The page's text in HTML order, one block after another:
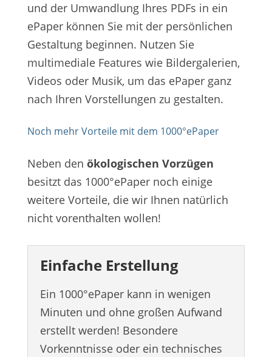
und der Umwandlung Ihres PDFs in ein
ePaper können Sie mit der persönlichen
Gestaltung beginnen. Nutzen Sie
multimediale Features wie Bildergalerien,
Videos oder Musik, um das ePaper ganz
nach Ihren Vorstellungen zu gestalten.
Noch mehr Vorteile mit dem 1000°ePaper
Neben den ökologischen Vorzügen
besitzt das 1000°ePaper noch einige
weitere Vorteile, die wir Ihnen natürlich
nicht vorenthalten wollen!
Einfache Erstellung
Ein 1000°ePaper kann in wenigen
Minuten und ohne großen Aufwand
erstellt werden! Besondere
Vorkenntnisse oder ein technisches